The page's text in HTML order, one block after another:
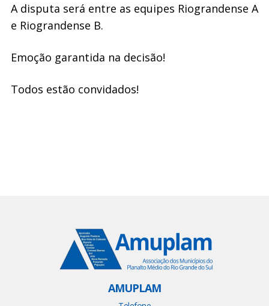
A disputa será entre as equipes Riograndense A
e Riograndense B.
Emoção garantida na decisão!
Todos estão convidados!
AMUPLAM